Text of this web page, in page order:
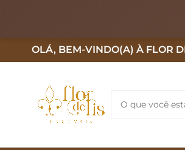
OLÁ, BEM-VINDO(A) À FLOR